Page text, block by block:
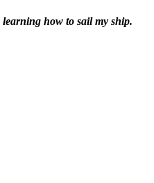
how to sail my ship.